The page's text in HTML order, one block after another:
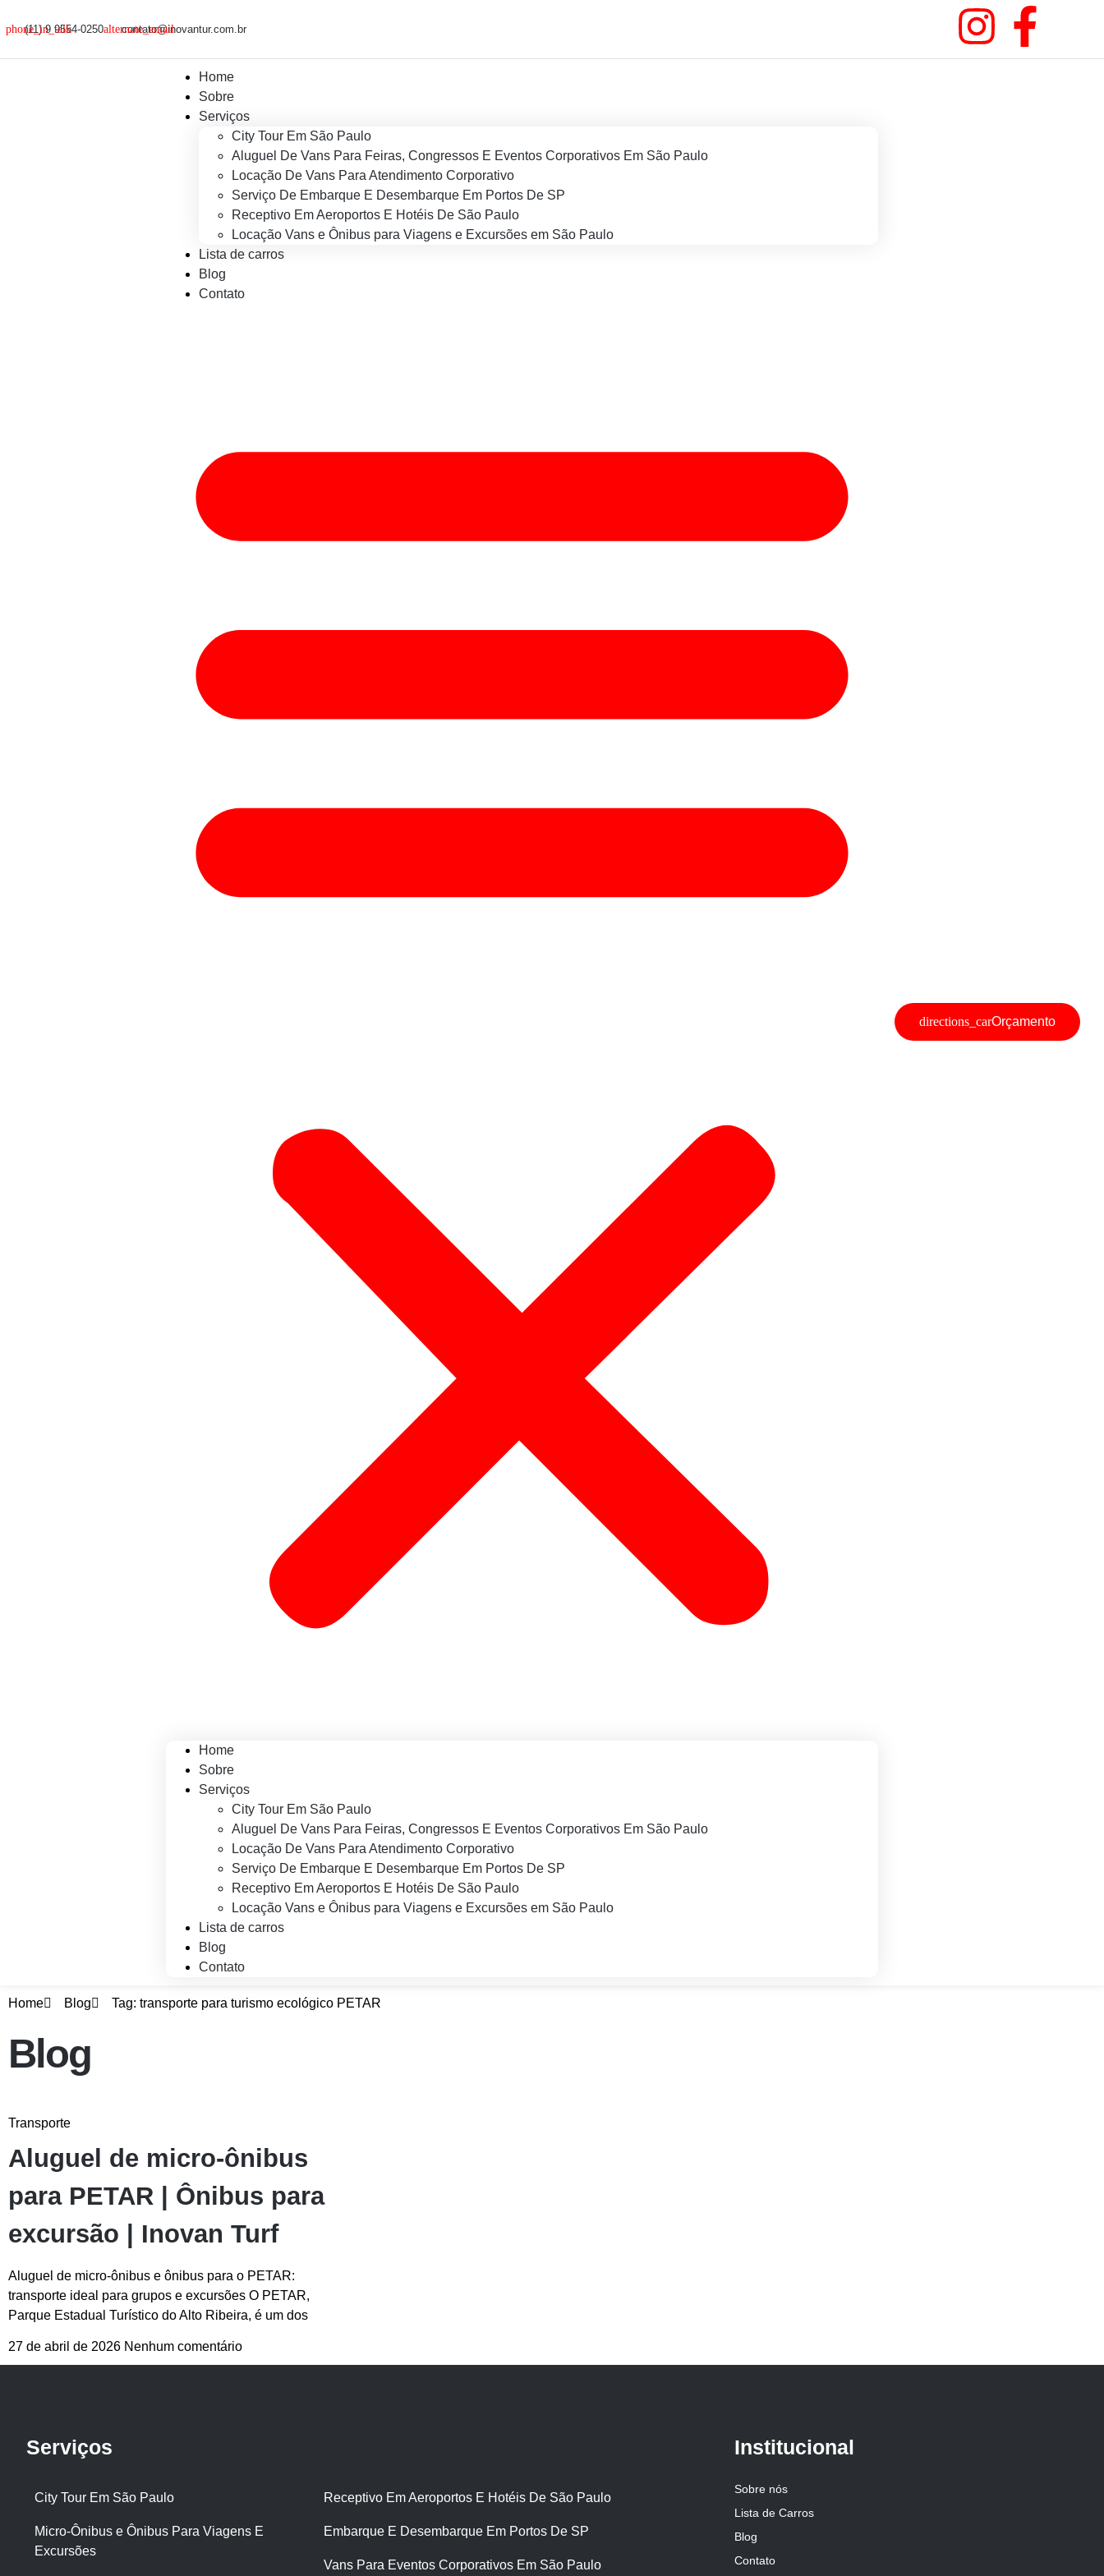
(11) 9 9554-0250 contato@inovantur.com.br
Home
Sobre
Serviços
City Tour Em São Paulo
Aluguel De Vans Para Feiras, Congressos E Eventos Corporativos Em São Paulo
Locação De Vans Para Atendimento Corporativo
Serviço De Embarque E Desembarque Em Portos De SP
Receptivo Em Aeroportos E Hotéis De São Paulo
Locação Vans e Ônibus para Viagens e Excursões em São Paulo
Lista de carros
Blog
Contato
Home
Sobre
Serviços
City Tour Em São Paulo
Aluguel De Vans Para Feiras, Congressos E Eventos Corporativos Em São Paulo
Locação De Vans Para Atendimento Corporativo
Serviço De Embarque E Desembarque Em Portos De SP
Receptivo Em Aeroportos E Hotéis De São Paulo
Locação Vans e Ônibus para Viagens e Excursões em São Paulo
Lista de carros
Blog
Contato
Orçamento
Home Blog Tag: transporte para turismo ecológico PETAR
Blog
Transporte
Aluguel de micro-ônibus
para PETAR | Ônibus para
excursão | Inovan Turf
Aluguel de micro-ônibus e ônibus para o PETAR:
transporte ideal para grupos e excursões O PETAR,
Parque Estadual Turístico do Alto Ribeira, é um dos
27 de abril de 2026 Nenhum comentário
Serviços
City Tour Em São Paulo
Micro-Ônibus e Ônibus Para Viagens E
Excursões
Receptivo Em Aeroportos E Hotéis De São Paulo
Embarque E Desembarque Em Portos De SP
Vans Para Eventos Corporativos Em São Paulo
Institucional
Sobre nós
Lista de Carros
Blog
Contato